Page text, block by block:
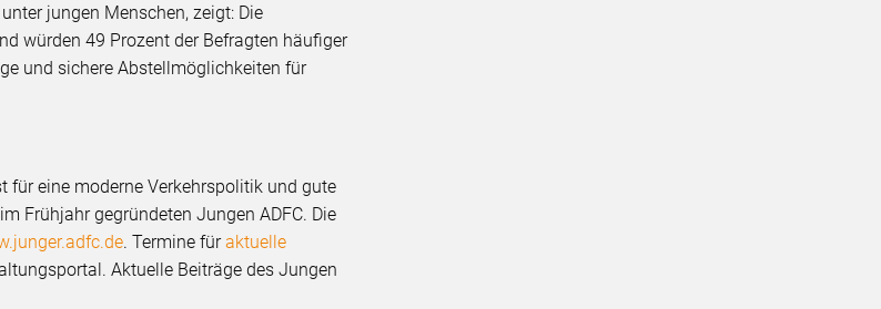
jungen Menschen, zeigt: Die
würden 49 Prozent der Befragten häufiger
und sichere Abstellmöglichkeiten für
für eine moderne Verkehrspolitik und gute
Frühjahr gegründeten Jungen ADFC. Die
. Termine füraktuelle
Aktuelle Beiträge des Jungen